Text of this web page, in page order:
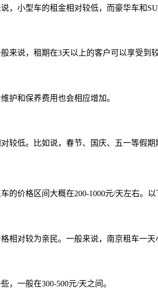
，小型车的租金相对较低，而豪华车和
来说，租期在3天以上的客户可以享受到
护和保养费用也会相应增加。
较低。比如说，春节、国庆、五一等假期
的价格区间大概在200-1000元/天左右。以
相对较为亲民。一般来说，南京租车一天
，一般在300-500元/天之间。